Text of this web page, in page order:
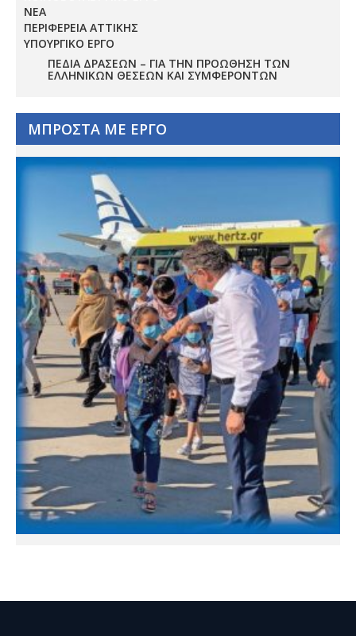
ΝΕΑ
ΠΕΡΙΦΕΡΕΙΑ ΑΤΤΙΚΗΣ
ΥΠΟΥΡΓΙΚΟ ΕΡΓΟ
ΠΕΔΊΑ ΔΡΆΣΕΩΝ – ΓΙΑ ΤΗΝ ΠΡΟΏΘΗΣΗ ΤΩΝ
ΕΛΛΗΝΙΚΏΝ ΘΈΣΕΩΝ ΚΑΙ ΣΥΜΦΕΡΌΝΤΩΝ
ΜΠΡΟΣΤΑ ΜΕ ΕΡΓΟ